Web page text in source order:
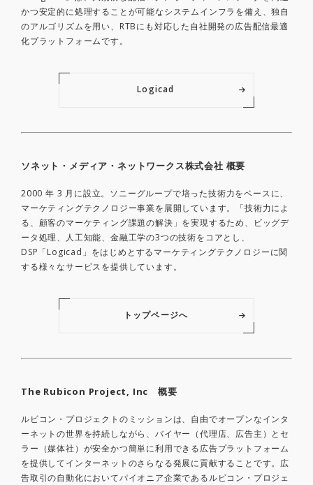
かつ安定的に処理することが可能なシステムインフラを備え、独自
のアルゴリズムを用い、RTBにも対応した自社開発の広告配信最適
化プラットフォームです。
Logicad
ソネット・メディア・ネットワークス株式会社 概要
2000 年 3 月に設立。ソニーグループで培った技術力をベースに、
マーケティングテクノロジー事業を展開しています。「技術力によ
る、顧客のマーケティング課題の解決」を実現するため、ビッグデ
ータ処理、人工知能、金融工学の3つの技術をコアとし、
DSP「Logicad」をはじめとするマーケティングテクノロジーに関
する様々なサービスを提供しています。
トップページへ
The Rubicon Project, Inc 概要
ルビコン・プロジェクトのミッションは、自由でオープンなインタ
ーネットの世界を持続しながら、バイヤー（代理店、広告主）とセ
ラー（媒体社）が安全かつ簡単に利用できる広告プラットフォーム
を提供してインターネットのさらなる発展に貢献することです。広
告取引の自動化においてパイオニア企業であるルビコン・プロジェ